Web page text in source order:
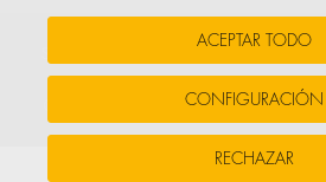
© Todos los derechos reservados,
personales.
Puedes aceptar todas estas cookies
ACEPTAR TODO o configurarlas o
ACEPTAR TODO
CONFIGURACIÓN
RECHAZAR